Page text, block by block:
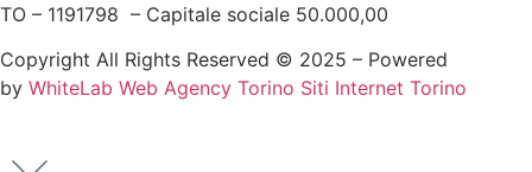
TO – 1191798 – Capitale sociale 50.000,00
Copyright All Rights Reserved © 2025 – Powered
by WhiteLab Web Agency Torino Siti Internet Torino